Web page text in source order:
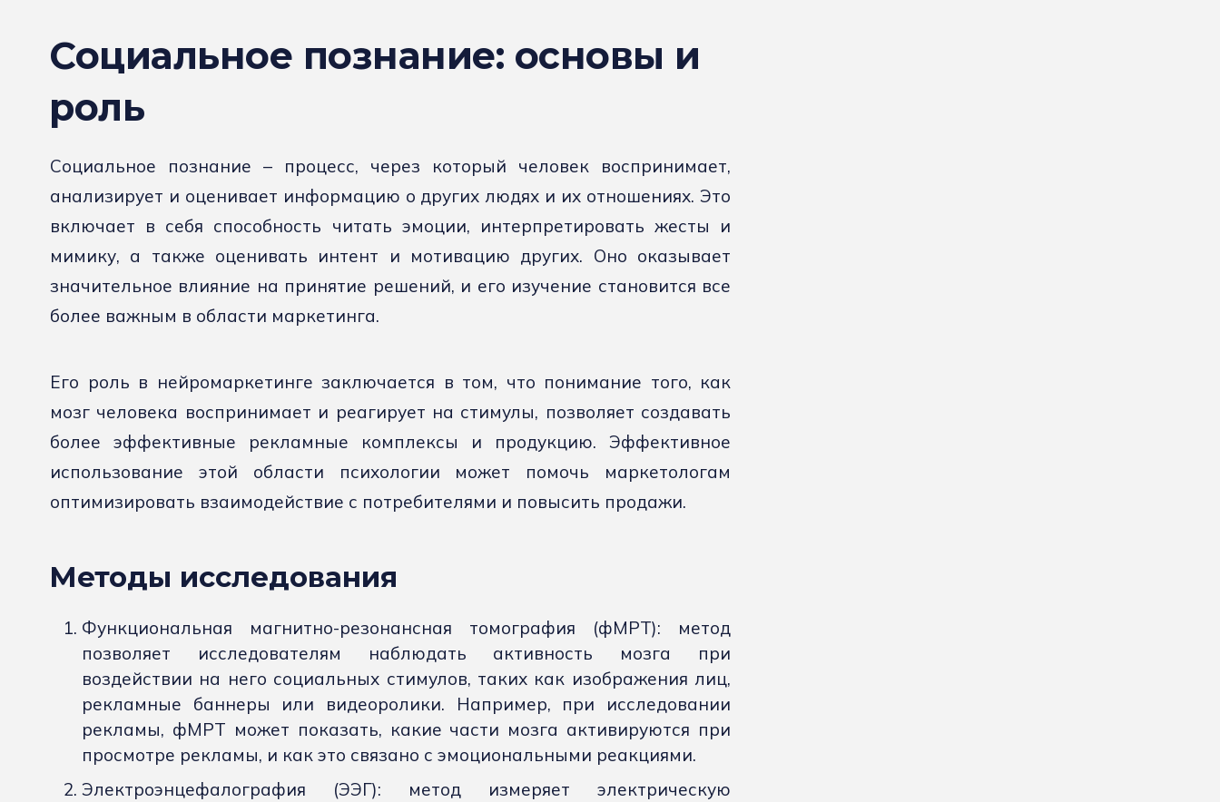
Социальное познание: основы и
роль
Социальное познание – процесс, через который человек воспринимает,
анализирует и оценивает информацию о других людях и их отношениях. Это
включает в себя способность читать эмоции, интерпретировать жесты и
мимику, а также оценивать интент и мотивацию других. Оно оказывает
значительное влияние на принятие решений, и его изучение становится все
более важным в области маркетинга.
Его роль в нейромаркетинге заключается в том, что понимание того, как
мозг человека воспринимает и реагирует на стимулы, позволяет создавать
более эффективные рекламные комплексы и продукцию. Эффективное
использование этой области психологии может помочь маркетологам
оптимизировать взаимодействие с потребителями и повысить продажи.
Методы исследования
Функциональная магнитно-резонансная томография (фМРТ): метод
позволяет исследователям наблюдать активность мозга при
воздействии на него социальных стимулов, таких как изображения лиц,
рекламные баннеры или видеоролики. Например, при исследовании
рекламы, фМРТ может показать, какие части мозга активируются при
просмотре рекламы, и как это связано с эмоциональными реакциями.
Электроэнцефалография (ЭЭГ): метод измеряет электрическую